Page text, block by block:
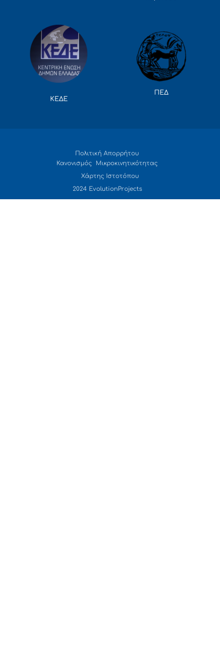
ΚΕΔΕ
ΠΕΔ
Πολιτική Απορρήτου
Κανονισμός Μικροκινητικότητας
Χάρτης Ιστοτόπου
2024 EvolutionProjects